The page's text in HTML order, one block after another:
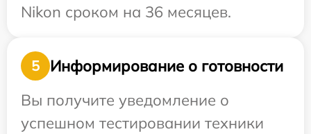
Nikon сроком на 36 месяцев.
5
Информирование о готовности
Вы получите уведомление о
успешном тестировании техники